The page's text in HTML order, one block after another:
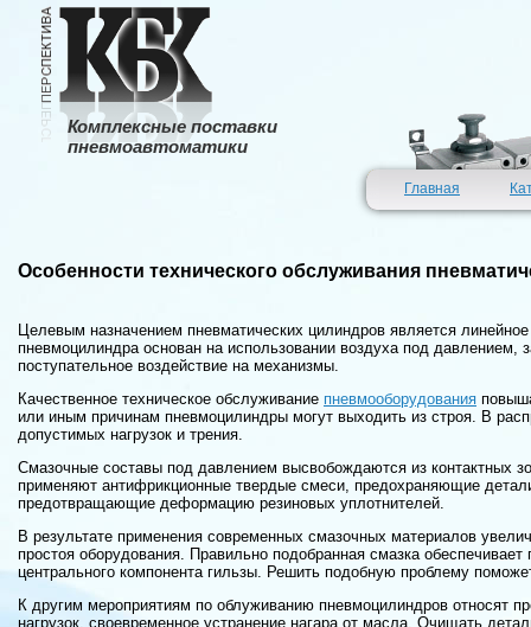
Комплексные поставки
пневмоавтоматики
Главная
Особенности технического обслуживания
Целевым назначением пневматических цилиндров является
пневмоцилиндра основан на использовании воздуха под давлением,
поступательное воздействие на механизмы.
Качественное техническое обслуживание пневмооборудования
или иным причинам пневмоцилиндры могут выходить из строя. В
допустимых нагрузок и трения.
Смазочные составы под давлением высвобождаются из контактных
применяют антифрикционные твердые смеси, предохраняющие
предотвращающие деформацию резиновых уплотнителей.
В результате применения современных смазочных материалов
простоя оборудования. Правильно подобранная смазка
центрального компонента гильзы. Решить подобную проблему
К другим мероприятиям по облуживанию пневмоцилиндров относят
нагрузок, своевременное устранение нагара от масла. Очищать